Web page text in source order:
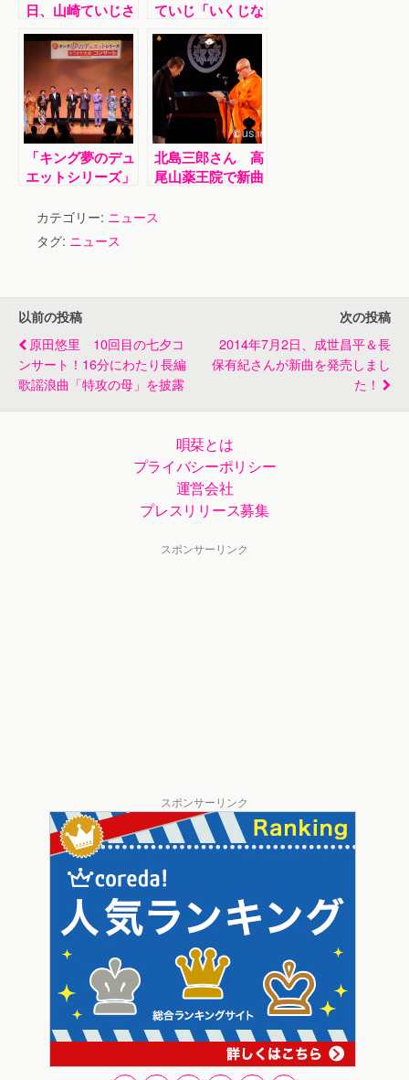
日、山崎ていじさ
んが新曲を発売し
ました！
ていじ「いくじな
し」
「キング夢のデュ
エットシリーズ」
井上由美子、永井
裕子らによるコン
サートも
北島三郎さん 高
尾山薬王院で新曲
歌唱 八王子への
カテゴリー: ニュース
タグ: ニュース
以前の投稿
原田悠里 10回目の七夕コ
ンサート！16分にわたり長編
歌謡浪曲「特攻の母」を披露
次の投稿
2014年7月2日、成世昌平＆長
保有紀さんが新曲を発売しまし
た！
唄栞とは
プライバシーポリシー
運営会社
プレスリリース募集
スポンサーリンク
スポンサーリンク